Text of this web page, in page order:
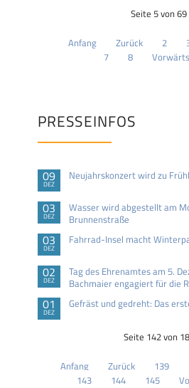
Seite 5 von 69
Anfang Zurück 2
7
8 Vorwärts
PRESSEINFOS
09
DEZ
Neujahrskonzert wird zu
03
DEZ
Wasser wird abgestellt am
Brunnenstraße
03
DEZ
Fahrrad-Insel macht
02
DEZ
Tag des Ehrenamtes am 5.
Bachmaier engagiert für die
01
DEZ
Gefräst und gedreht: Das
Seite 142 von
Anfang Zurück 139
143
144 145